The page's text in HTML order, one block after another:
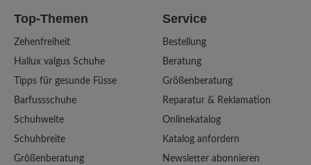
Top-Themen
Zehenfreiheit
Hallux valgus Schuhe
Tipps für gesunde Füsse
Barfussschuhe
Schuhweite
Schuhbreite
Größenberatung
Service
Bestellung
Beratung
Größenberatung
Reparatur & Reklamation
Onlinekatalog
Katalog anfordern
Newsletter abonnieren